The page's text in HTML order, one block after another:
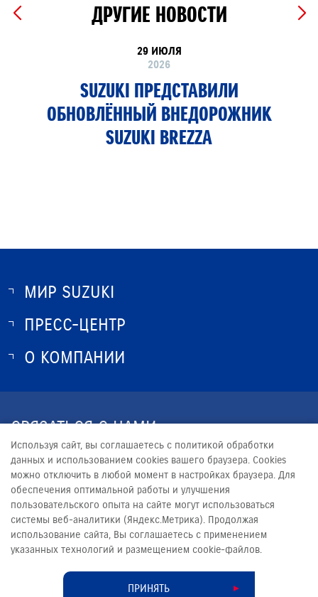
ДРУГИЕ НОВОСТИ
29 ИЮЛЯ
2026
SUZUKI ПРЕДСТАВИЛИ
ОБНОВЛЁННЫЙ ВНЕДОРОЖНИК
SUZUKI BREZZA
МИР SUZUKI
О SUZUKI
ПРЕСС-ЦЕНТР
НОВОСТИ
О КОМПАНИИ
СВЯЗАТЬСЯ С НАМИ
+7 (3952) 500-110
INFO@SUZUKI-TERRA.RU
© 2026
Сделано в ПЕРКС
Используя сайт, вы соглашаетесь с политикой обработки
данных и использованием cookies вашего браузера. Cookies
можно отключить в любой момент в настройках браузера. Для
обеспечения оптимальной работы и улучшения
пользовательского опыта на сайте могут использоваться
системы веб-аналитики (Яндекс.Метрика). Продолжая
использование сайта, Вы соглашаетесь с применением
указанных технологий и размещением cookie-файлов.
ПРИНЯТЬ